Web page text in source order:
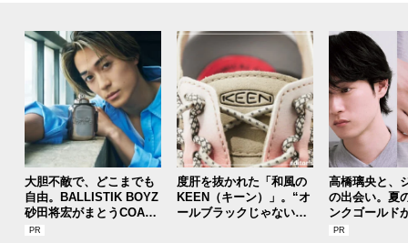
大胆不敵で、どこまでも
自由。BALLISTIK BOYZ
砂田将宏がまとうCOACH
の新作フレグランス「コ
度肝を抜かれた「和風の
KEEN（キーン）」。“オ
ールブラックじゃないほ
高橋璃央と、
の出会い。夏
ンクゴールド
SUMMER